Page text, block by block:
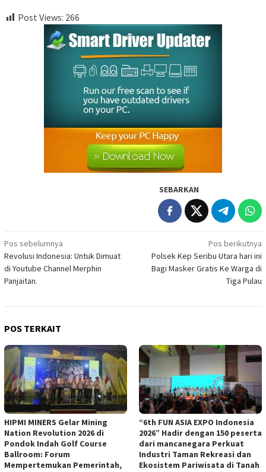
Post Views: 266
SEBARKAN
Navigasi
pos
Pos sebelumnya
Revolusi Indonesia: Untuk Dimuat
di Youtube Channel Merphin
Panjaitan.
Pos berikutnya
Polsek Kep Seribu Utara hari ini
Bagi Masker Gratis Ke Warga di
Tiga Pulau
POS TERKAIT
HIPMI MINERS Gelar Mining
Nation Revolution 2026 di
Pondok Indah Golf Course
Ballroom: Forum
Mempertemukan Pemerintah,
“6th FUN ASIA EXPO Indonesia
2026” Hadir dengan 150 peserta
dari mancanegara Perkuat
Industri Taman Rekreasi dan
Ekosistem Pariwisata di Tanah